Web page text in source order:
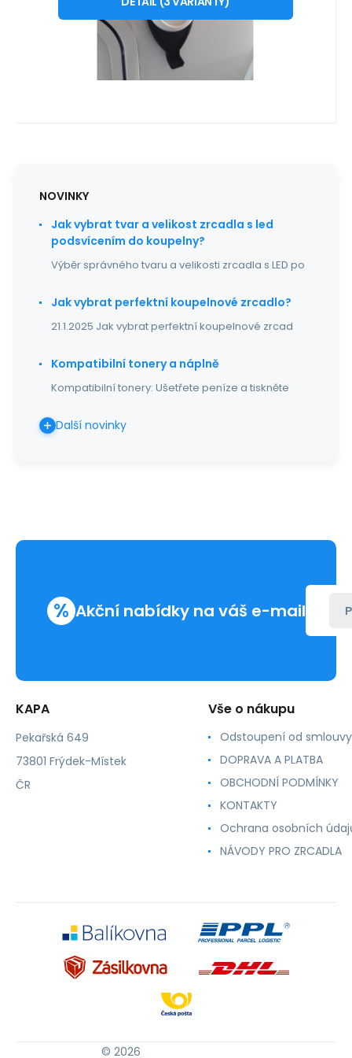
Oblíbený
Porovnat
a obytné auto – ochrana proti stékání
kondenzátu Praktická o
NOVINKY
Jak vybrat tvar a velikost zrcadla s led
podsvícením do koupelny?
Výběr správného tvaru a velikosti zrcadla s LED po
Jak vybrat perfektní koupelnové zrcadlo?
21.1.2025 Jak vybrat perfektní koupelnové zrcad
Kompatibilní tonery a náplně
Kompatibilní tonery: Ušetřete peníze a tiskněte
Další novinky
% Akční nabídky na váš e-mail
KAPA
Pekařská 649
73801 Frýdek-Místek
ČR
Vše o nákupu
Odstoupení od smlouvy
DOPRAVA A PLATBA
OBCHODNÍ PODMÍNKY
KONTAKTY
Ochrana osobních
NÁVODY PRO ZRCADLA
© 2026